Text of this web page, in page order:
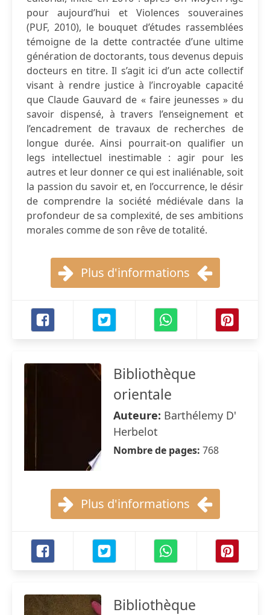
pour aujourd’hui et Violences souveraines
(PUF, 2010), le bouquet d’études rassemblées
témoigne de la dette contractée d’une ultime
génération de doctorants, tous devenus depuis
docteurs en titre. Il s’agit ici d’un acte collectif
visant à rendre justice à l’incroyable capacité
que Claude Gauvard de « faire jeunesses » du
savoir dispensé, à travers l’enseignement et
l’encadrement de travaux de recherches de
longue durée. Ainsi pourrait-on qualifier un
legs intellectuel inestimable : agir pour les
autres et leur donner ce qui est inaliénable, soit
la passion du savoir et, en l’occurrence, le désir
de comprendre la société médiévale dans la
profondeur de sa complexité, de ses ambitions
morales comme de son rêve de totalité.
Plus d'informations
Bibliothèque
orientale
Auteure: Barthélemy D'
Herbelot
Nombre de pages: 768
Plus d'informations
Bibliothèque